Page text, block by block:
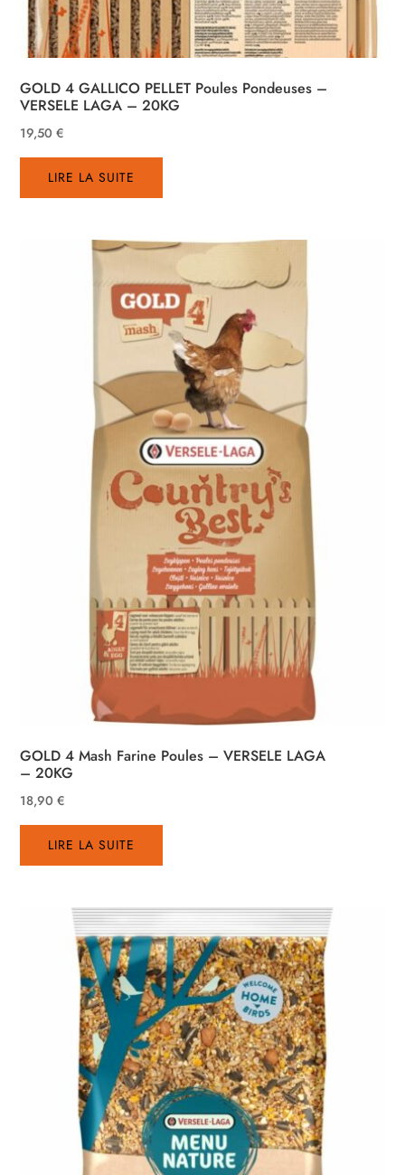
GOLD 4 GALLICO PELLET Poules Pondeuses –
VERSELE LAGA – 20KG
19,50€
LIRE LA SUITE
GOLD 4 Mash Farine Poules – VERSELE LAGA
– 20KG
18,90€
LIRE LA SUITE